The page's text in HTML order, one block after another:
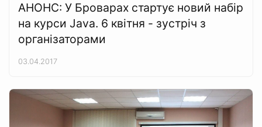
АНОНС: У Броварах стартує новий набір
на курси Java. 6 квітня - зустріч з
організаторами
03.04.2017